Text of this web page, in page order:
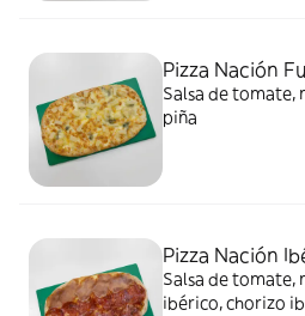
Pizza Nación
Salsa de tomate,
piña
Pizza Nación
Salsa de tomate,
ibérico, chorizo